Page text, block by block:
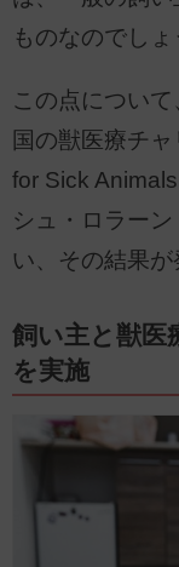
ものなのでしょ
この点につい
国の獣医療チ
for Sick
シュ・ロラー
い、その結果が
飼い主と獣医
を実施